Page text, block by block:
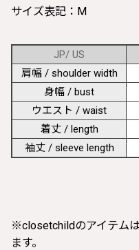
サイズ表記：M
JP/ US
肩幅 / shoulder width
身幅 / bust
ウエスト / waist
着丈 / length
袖丈 / sleeve length
※closetchildのアイテム
ます。